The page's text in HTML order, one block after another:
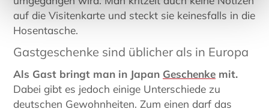
auf die Visitenkarte und steckt sie keinesfalls in die
Hosentasche.
Gastgeschenke sind üblicher als in Europa
Als Gast bringt man in Japan Geschenke mit.
Dabei gibt es jedoch einige Unterschiede zu
deutschen Gewohnheiten. Zum einen darf das